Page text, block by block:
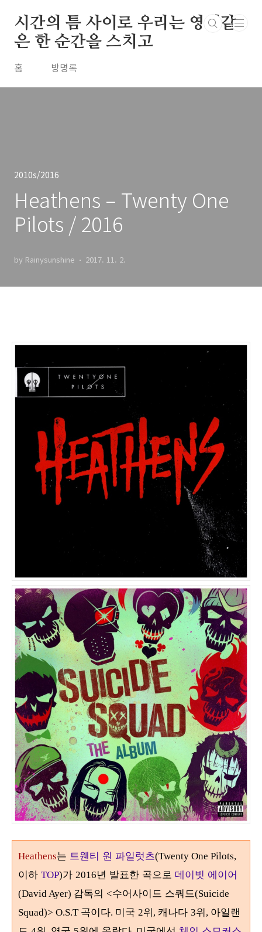
시간의 틈 사이로 우리는 영원같
은 한 순간을 스치고
홈 방명록
2010s/2016
Heathens – Twenty One
Pilots / 2016
by Rainysunshine 2017. 11. 2.
Heathens는 트웬티 원 파일럿츠(Twenty One Pilots,
이하 TOP)가 2016년 발표한 곡으로 데이빗 에이어
(David Ayer) 감독의 <수어사이드 스쿼드(Suicide
Squad)> O.S.T 곡이다. 미국 2위, 캐나다 3위, 아일랜